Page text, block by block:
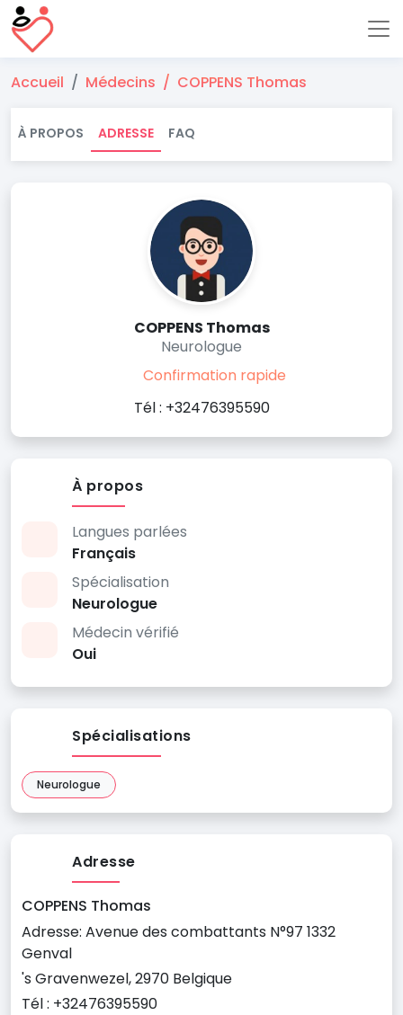
Accueil Médecins COPPENS Thomas
À PROPOS ADRESSE FAQ
COPPENS Thomas
Neurologue
Confirmation rapide
Tél : +32476395590
À propos
Langues parlées
Français
Spécialisation
Neurologue
Médecin vérifié
Oui
Spécialisations
Neurologue
Adresse
COPPENS Thomas
Adresse: Avenue des combattants N°97 1332
Genval
's Gravenwezel, 2970 Belgique
Tél : +32476395590